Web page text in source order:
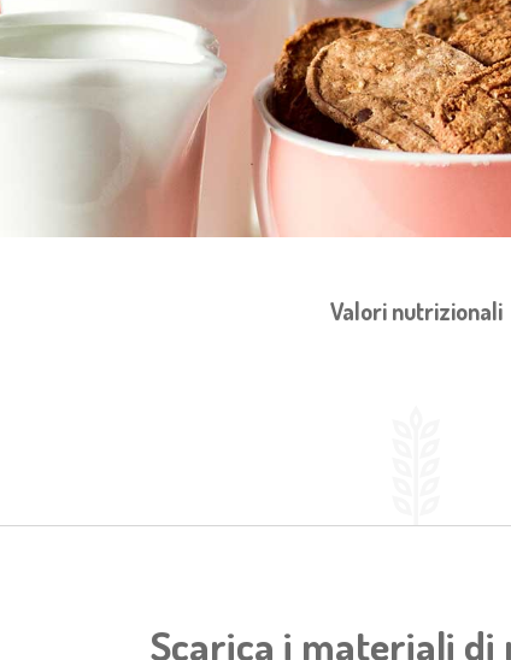
Valori nutrizionali
Scarica i materiali